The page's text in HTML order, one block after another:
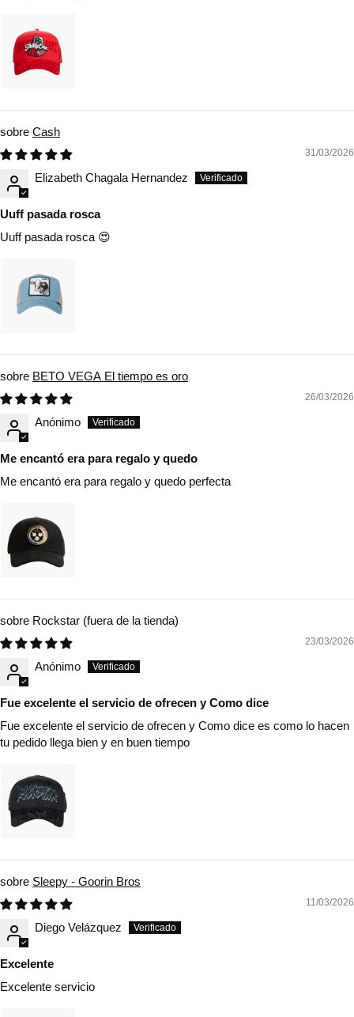
Cash
31/03/2026
Elizabeth Chagala Hernandez
Uuff pasada rosca
Uuff pasada rosca 😍
BETO VEGA El tiempo es oro
26/03/2026
Anónimo
Me encantó era para regalo y quedo
Me encantó era para regalo y quedo perfecta
Rockstar
23/03/2026
Anónimo
Fue excelente el servicio de ofrecen y Como dice
Fue excelente el servicio de ofrecen y Como dice es como lo hacen
tu pedido llega bien y en buen tiempo
Sleepy - Goorin Bros
11/03/2026
Diego Velázquez
Excelente
Excelente servicio